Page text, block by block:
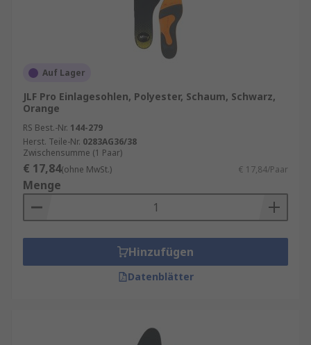
Auf Lager
JLF Pro Einlagesohlen, Polyester, Schaum, Schwarz,
Orange
RS Best.-Nr. 144-279
Herst. Teile-Nr. 0283AG36/38
Zwischensumme (1 Paar)
€ 17,84(ohne MwSt.) € 17,84/Paar
Menge
Hinzufügen
Datenblätter